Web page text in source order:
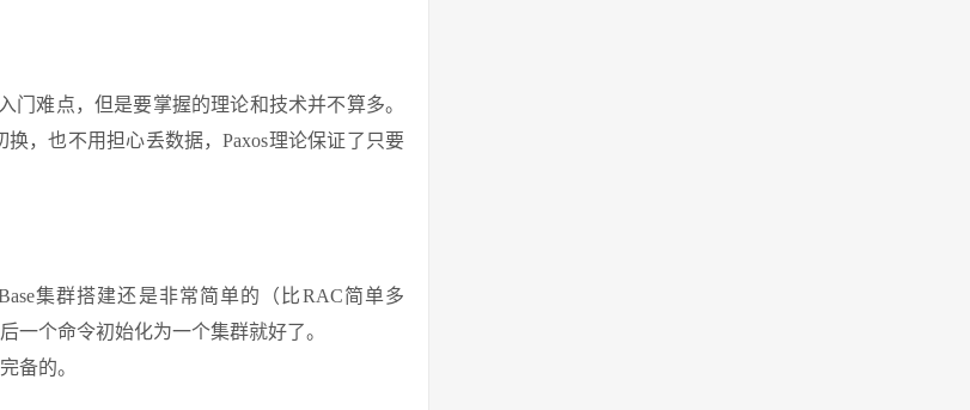
门难点，但是要掌握的理论和技术并不算多。
，也不用担心丢数据，Paxos理论保证了只要
集群搭建还是非常简单的（比RAC简单多
一个命令初始化为一个集群就好了。
备的。